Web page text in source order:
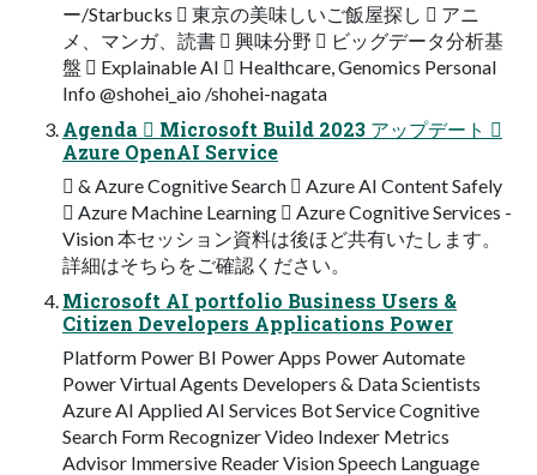
ー/Starbucks  東京の美味しいご飯屋探し  アニ
メ、マンガ、読書  興味分野  ビッグデータ分析基
盤  Explainable AI  Healthcare, Genomics Personal
Info @shohei_aio /shohei-nagata
Agenda  Microsoft Build 2023 アップデート 
Azure OpenAI Service
 & Azure Cognitive Search  Azure AI Content Safely
 Azure Machine Learning  Azure Cognitive Services -
Vision 本セッション資料は後ほど共有いたします。
詳細はそちらをご確認ください。
Microsoft AI portfolio Business Users &
Citizen Developers Applications Power
Platform Power BI Power Apps Power Automate
Power Virtual Agents Developers & Data Scientists
Azure AI Applied AI Services Bot Service Cognitive
Search Form Recognizer Video Indexer Metrics
Advisor Immersive Reader Vision Speech Language